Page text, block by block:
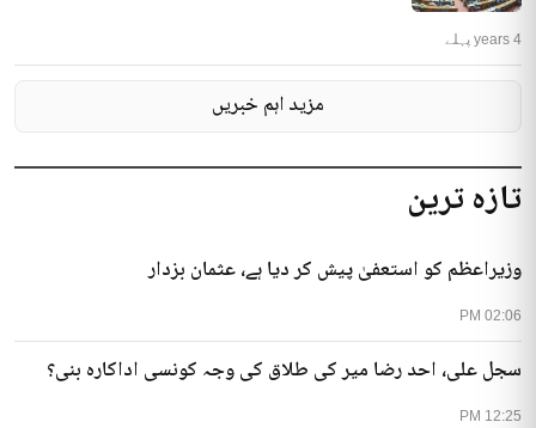
تازہ ترین
02:06 PM
وزیراعظم کو استعفیٰ پیش کر دیا ہے، عثمان بزدار
12:25 PM
سجل علی، احد رضا میر کی طلاق کی وجہ کونسی اداکارہ بنی؟
4 years پہلے
مزید اہم خبریں